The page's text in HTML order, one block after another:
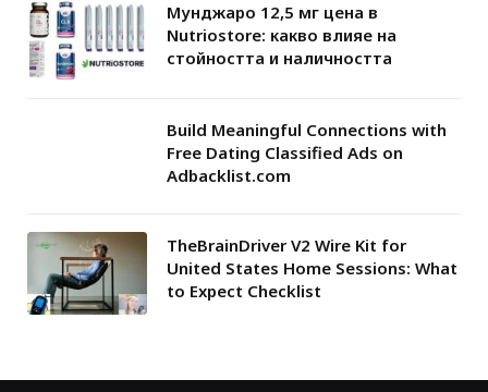
Мунджаро 12,5 мг цена в
Nutriostore: какво влияе на
стойността и наличността
Build Meaningful Connections with
Free Dating Classified Ads on
Adbacklist.com
TheBrainDriver V2 Wire Kit for
United States Home Sessions: What
to Expect Checklist